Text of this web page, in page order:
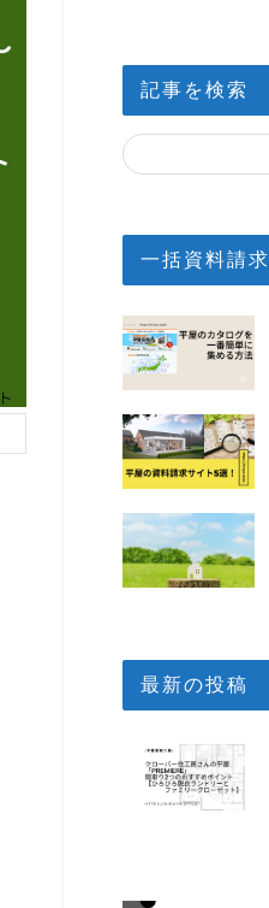
記事を検索
一括資料請求
最新の投稿